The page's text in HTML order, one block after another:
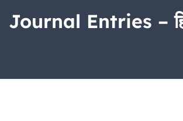
Journal Entries –